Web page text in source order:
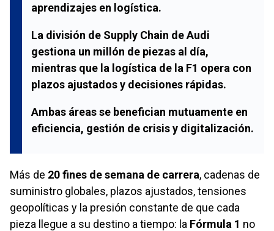
aprendizajes en logística.
La división de Supply Chain de Audi
gestiona un millón de piezas al día,
mientras que la logística de la F1 opera con
plazos ajustados y decisiones rápidas.
Ambas áreas se benefician mutuamente en
eficiencia, gestión de crisis y digitalización.
Más de 20 fines de semana de carrera, cadenas de
suministro globales, plazos ajustados, tensiones
geopolíticas y la presión constante de que cada
pieza llegue a su destino a tiempo: la Fórmula 1 no